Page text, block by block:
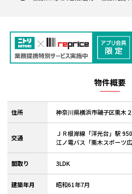
物件概要
住所 神奈川県横浜市磯子区栗木
交通
ＪＲ根岸線「洋光台」駅
江ノ電バス「栗木スポーツ
間取り 3LDK
建築年月 昭和61年7月